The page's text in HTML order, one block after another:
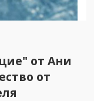
от Ани
от